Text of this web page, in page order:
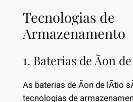
Tecnologias de
Armazenamento
1. Baterias de Ãon
As baterias de Ã­on de lÃ­tio
tecnologias de